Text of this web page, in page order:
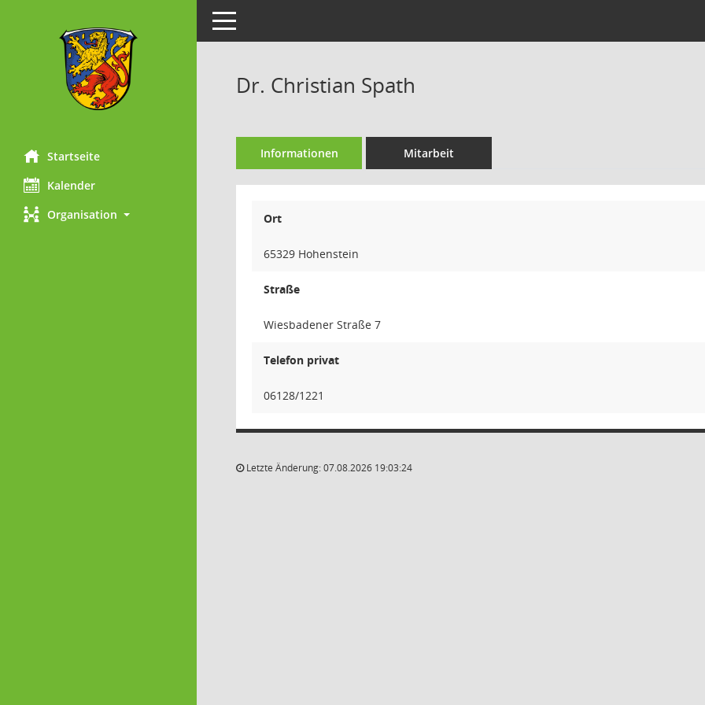
Startseite
Kalender
Organisation
Toggle navigation
Dr. Christian Spath
Informationen Mitarbeit
Ort
65329 Hohenstein
Straße
Wiesbadener Straße 7
Telefon privat
06128/1221
Letzte Änderung: 07.08.2026 19:03:24